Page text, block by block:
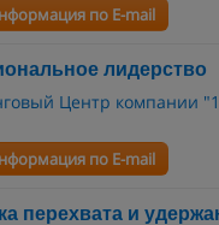
по E-mail
лидерство
Центр компании
по E-mail
перехвата и